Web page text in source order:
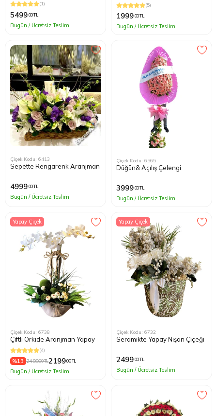
(1)
5499,00 TL
Bugün / Ücretsiz Teslim
(5)
1999,00 TL
Bugün / Ücretsiz Teslim
Çiçek Kodu: 6413
Sepette Rengarenk Aranjman
4999,00 TL
Bugün / Ücretsiz Teslim
Çiçek Kodu: 6565
Düğün& Açılış Çelengi
3999,00 TL
Bugün / Ücretsiz Teslim
Yapay Çiçek
Çiçek Kodu: 6738
Çiftli Orkide Aranjman Yapay
(4)
%13 2499,00 TL2199,00 TL
Bugün / Ücretsiz Teslim
Yapay Çiçek
Çiçek Kodu: 6732
Seramikte Yapay Nişan Çiçeği
2499,00 TL
Bugün / Ücretsiz Teslim